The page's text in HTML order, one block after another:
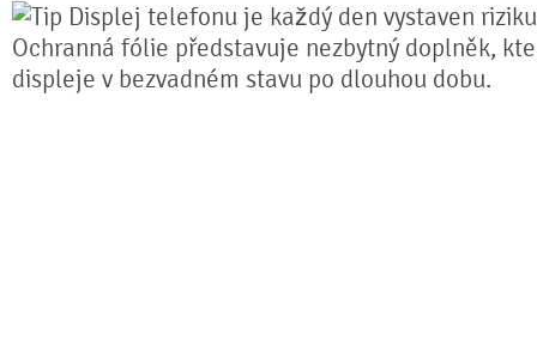
Displej telefonu je každý den vystaven
Ochranná fólie představuje nezbytný doplněk,
displeje v bezvadném stavu po dlouhou dobu.